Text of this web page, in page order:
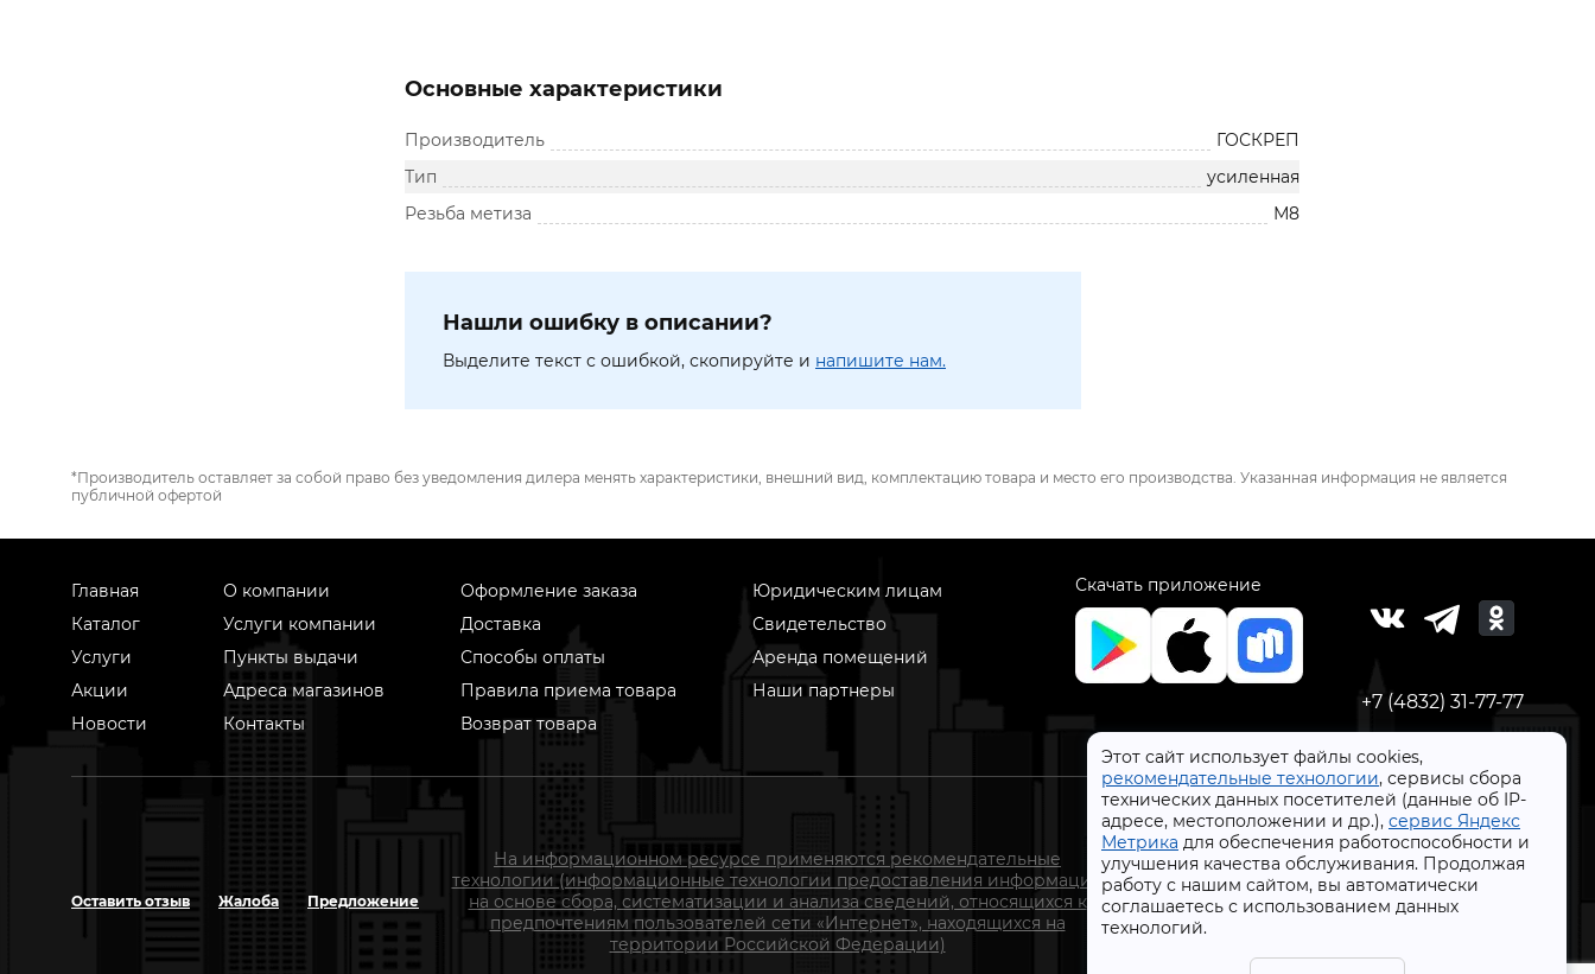
Этот сайт использует файлы cookies,
рекомендательные технологии, сервисы сбора
технических данных посетителей (данные об IP-
адресе, местоположении и др.), сервис Яндекс
Метрика для обеспечения работоспособности и
улучшения качества обслуживания. Продолжая
работу с нашим сайтом, вы автоматически
соглашаетесь с использованием данных
технологий.
Основные характеристики
Производитель
ГОСКРЕП
Тип
усиленная
Резьба метиза
М8
Нашли ошибку в описании?
Выделите текст с ошибкой, скопируйте и напишите нам.
*Производитель оставляет за собой право без уведомления дилера менять характеристики, внешний вид, комплектацию товара и место его производства. Указанная информация не является
публичной офертой
Главная
Каталог
Услуги
Акции
Новости
О компании
Услуги компании
Пункты выдачи
Адреса магазинов
Контакты
Оформление заказа
Доставка
Способы оплаты
Правила приема товара
Возврат товара
Юридическим лицам
Свидетельство
Аренда помещений
Наши партнеры
Скачать приложение
+7 (4832) 31-77-77
Оставить отзыв Жалоба Предложение
На информационном ресурсе применяются рекомендательные
технологии (информационные технологии предоставления информации
на основе сбора, систематизации и анализа сведений, относящихся к
предпочтениям пользователей сети «Интернет», находящихся на
территории Российской Федерации)
СтройлоН 1998-2026 г.
Публичная оферта
Обработка персональных данных
Политика конфиденциальности сервисов Яндекс